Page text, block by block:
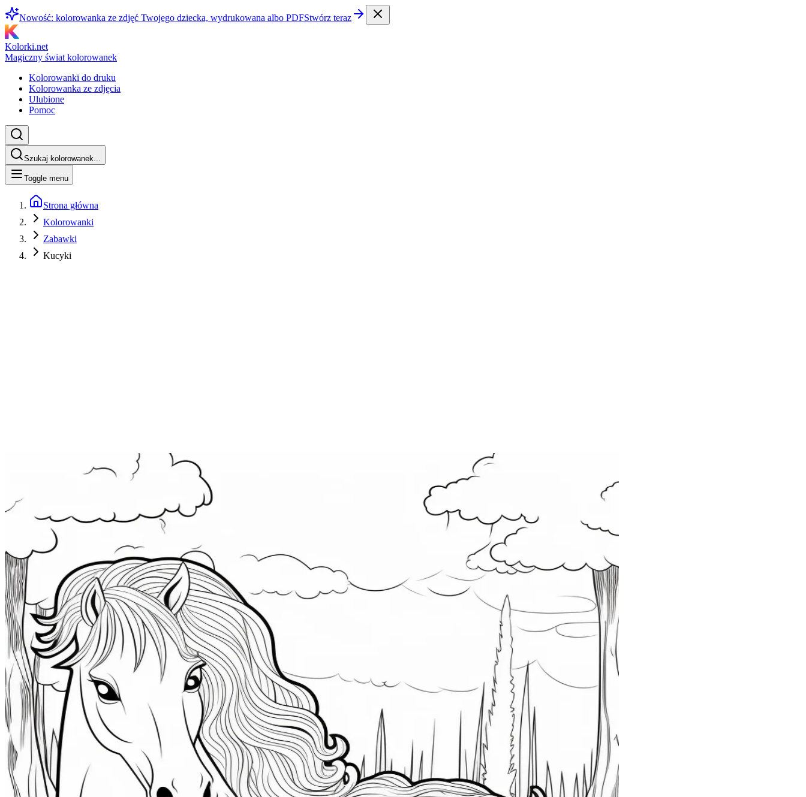
Nowość: kolorowanka ze zdjęć Twojego dziecka, wydrukowana albo PDFStwórz teraz
Kolorki.net
Magiczny świat kolorowanek
Kolorowanki do druku
Kolorowanka ze zdjęcia
Ulubione
Pomoc
Szukaj kolorowanek...
Toggle menu
Strona główna
Kolorowanki
Zabawki
Kucyki